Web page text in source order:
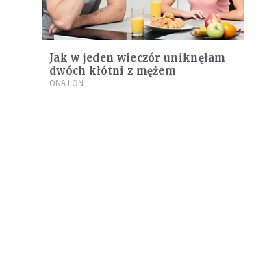
Jak w jeden wieczór uniknęłam
dwóch kłótni z mężem
ONA I ON